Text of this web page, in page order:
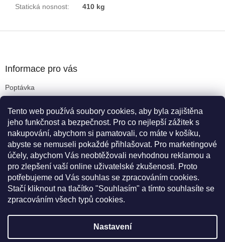
Tento web používá soubory cookies, aby byla zajištěna
jeho funkčnost a bezpečnost. Pro co nejlepší zážitek s
nakupování, abychom si pamatovali, co máte v košíku,
abyste se nemuseli pokaždé přihlašovat. Pro marketingové
účely, abychom Vás neobtěžovali nevhodnou reklamou a
pro zlepšení vaší online uživatelské zkušenosti. Proto
potřebujeme od Vás souhlas se zpracováním cookies.
Stačí kliknout na tlačítko "Souhlasím" a tímto souhlasíte se
zpracováním všech typů cookies.
Nastavení
Statická nosnost: 410 kg
Informace pro vás
Poptávka
Podmínky ochrany osobních údajů
Reklamační řád
Kritéria pro výběr koleček
Doprava a platba
Cookies
Novinky